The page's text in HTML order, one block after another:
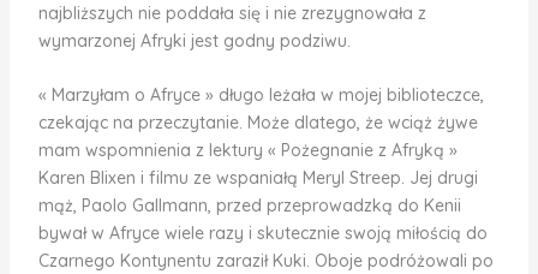
najbliższych nie poddała się i nie zrezygnowała z
wymarzonej Afryki jest godny podziwu.
« Marzyłam o Afryce » długo leżała w mojej biblioteczce,
czekając na przeczytanie. Może dlatego, że wciąż żywe
mam wspomnienia z lektury « Pożegnanie z Afryką »
Karen Blixen i filmu ze wspaniałą Meryl Streep. Jej drugi
mąż, Paolo Gallmann, przed przeprowadzką do Kenii
bywał w Afryce wiele razy i skutecznie swoją miłością do
Czarnego Kontynentu zaraził Kuki. Oboje podróżowali po